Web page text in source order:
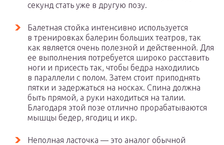
секунд стать уже в другую позу.
Балетная стойка интенсивно используется
в тренировках балерин больших театров, так
как является очень полезной и действенной. Для
ее выполнения потребуется широко расставить
ноги и присесть так, чтобы бедра находились
в параллели с полом. Затем стоит приподнять
пятки и задержаться на носках. Спина должна
быть прямой, а руки находиться на талии.
Благодаря этой позе отлично прорабатываются
мышцы бедер, ягодиц и икр.
Неполная ласточка — это аналог обычной